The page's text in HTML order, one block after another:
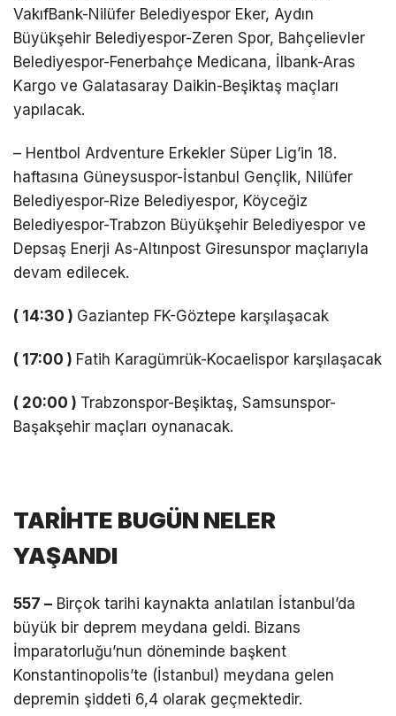
VakıfBank-Nilüfer Belediyespor Eker, Aydın
Büyükşehir Belediyespor-Zeren Spor, Bahçelievler
Belediyespor-Fenerbahçe Medicana, İlbank-Aras
Kargo ve Galatasaray Daikin-Beşiktaş maçları
yapılacak.
– Hentbol Ardventure Erkekler Süper Lig’in 18.
haftasına Güneysuspor-İstanbul Gençlik, Nilüfer
Belediyespor-Rize Belediyespor, Köyceğiz
Belediyespor-Trabzon Büyükşehir Belediyespor ve
Depsaş Enerji As-Altınpost Giresunspor maçlarıyla
devam edilecek.
( 14:30 ) Gaziantep FK-Göztepe karşılaşacak
( 17:00 ) Fatih Karagümrük-Kocaelispor karşılaşacak
( 20:00 ) Trabzonspor-Beşiktaş, Samsunspor-
Başakşehir maçları oynanacak.
TARİHTE BUGÜN NELER
YAŞANDI
557 – Birçok tarihi kaynakta anlatılan İstanbul’da
büyük bir deprem meydana geldi. Bizans
İmparatorluğu’nun döneminde başkent
Konstantinopolis’te (İstanbul) meydana gelen
depremin şiddeti 6,4 olarak geçmektedir.